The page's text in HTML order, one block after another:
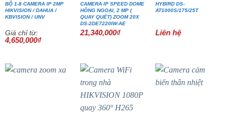
BỘ 1-8 CAMERA IP 2MP
HIKVISION / DAHUA /
KBVISION / UNV
Giá chỉ từ:
4,650,000₫
CAMERA IP SPEED DOME
HỒNG NGOẠI, 2 MP (
QUAY QUÉT) ZOOM 20X
DS-2DE7220IW-AE
21,340,000₫
HYBIRD DS-
AT1000S/175/25T
Liên hệ